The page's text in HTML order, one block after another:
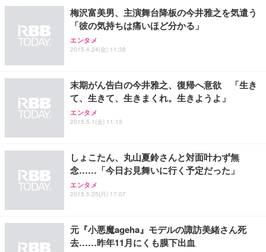
梅沢富美男、主演舞台降板の今井雅之を気遣う
「彼の気持ちは痛いほど分かる」
エンタメ
2015.4.24(金) 11:38
末期がん告白の今井雅之、復帰へ意欲 「生き
て、生きて、生きまくれ。生きようよ」
エンタメ
2015.5.1(金) 11:13
しょこたん、丸山夏鈴さんと対面叶わず無
念……「今日お見舞いに行く予定だった」
エンタメ
2015.5.25(月) 17:07
元『小悪魔ageha』モデルの諏訪美緒さん死
去……昨年11月にくも膜下出血